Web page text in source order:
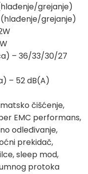
grejanje)
(hlađenje/grejanje)
– 36/33/30/27
– 52 dB(A)
čišćenje,
EMC performans,
odleđivanje,
prekidač,
sleep mod,
protoka